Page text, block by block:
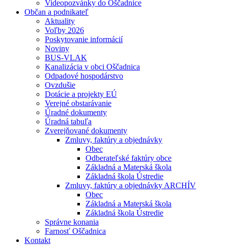
Videopozvánky do Oščadnice
Občan a podnikateľ
Aktuality
Voľby 2026
Poskytovanie informácií
Noviny
BUS-VLAK
Kanalizácia v obci Oščadnica
Odpadové hospodárstvo
Ovzdušie
Dotácie a projekty EÚ
Verejné obstarávanie
Úradné dokumenty
Úradná tabuľa
Zverejňované dokumenty
Zmluvy, faktúry a objednávky
Obec
Odberateľské faktúry obce
Základná a Materská škola
Základná škola Ústredie
Zmluvy, faktúry a objednávky ARCHÍV
Obec
Základná a Materská škola
Základná škola Ústredie
Správne konania
Farnosť Oščadnica
Kontakt